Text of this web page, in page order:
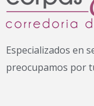
Especializados en
preocupamos por